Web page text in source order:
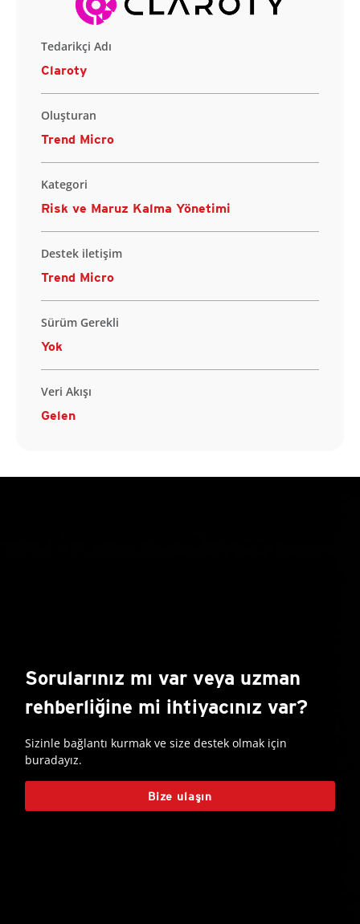
Tedarikçi Adı
Claroty
Oluşturan
Trend Micro
Kategori
Risk ve Maruz Kalma Yönetimi
Destek iletişim
Trend Micro
Sürüm Gerekli
Yok
Veri Akışı
Gelen
Sorularınız mı var veya uzman
rehberliğine mi ihtiyacınız var?
Sizinle bağlantı kurmak ve size destek olmak için
buradayız.
Bize ulaşın